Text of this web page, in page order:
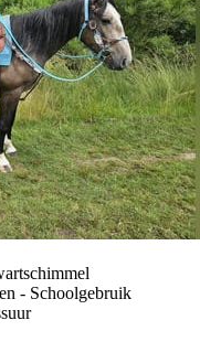
- Schoolgebruik